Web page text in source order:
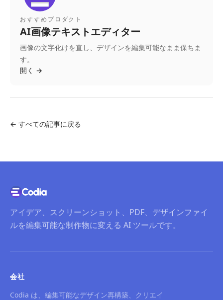
おすすめプロダクト
AI画像テキストエディター
画像の文字化けを直し、デザインを編集可能なまま保ちま
す。
開く →
← すべての記事に戻る
アイデア、スクリーンショット、PDF、デザインファイ
ルを編集可能な制作物に変える AI ツールです。
会社
Codia は、編集可能なデザイン再構築、クリエイ